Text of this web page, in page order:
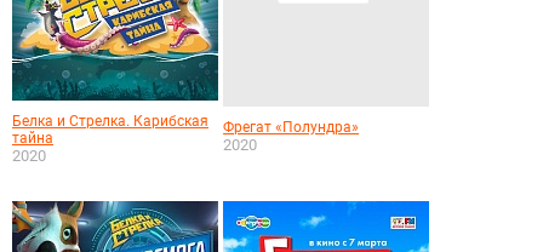
Белка и Стрелка. Карибская
тайна
2020
Фрегат «Полундра»
2020